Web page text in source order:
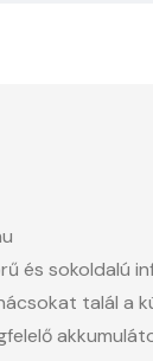
és sokoldalú
talál a